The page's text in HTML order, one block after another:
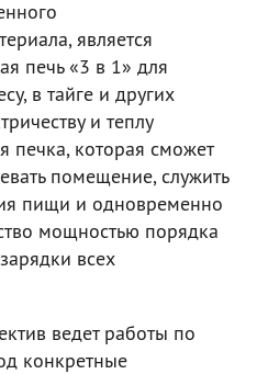
является
печь «3 в 1» для
в тайге и других
и теплу
печка, которая сможет
помещение, служить
пищи и одновременно
мощностью порядка
всех
ведет работы по
конкретные